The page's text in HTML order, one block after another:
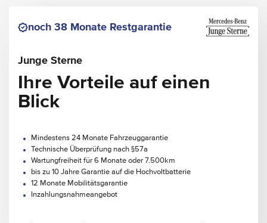
noch 38 Monate Restgarantie
Junge Sterne
Ihre Vorteile auf einen
Blick
Mindestens 24 Monate Fahrzeuggarantie
Technische Überprüfung nach §57a
Wartungfreiheit für 6 Monate oder 7.500km
bis zu 10 Jahre Garantie auf die Hochvoltbatterie
12 Monate Mobilitätsgarantie
Inzahlungsnahmeangebot